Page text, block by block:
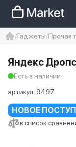
Iphone 14 pro
Гаджеты Прочая
НОВОЕ
в список
Яндекс
Есть в наличии
артикул: 9497